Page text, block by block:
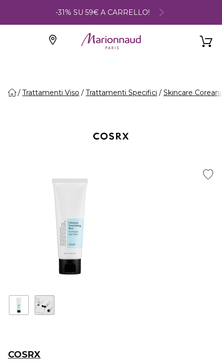
-31% SU 59€ A CARRELLO!
Trattamenti Viso Trattamenti Specifici Skincare
COSRX